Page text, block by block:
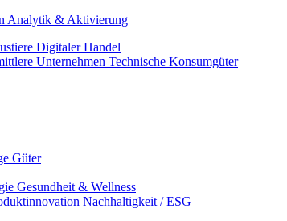
Analytik & Aktivierung
Digitaler Handel
Unternehmen Technische Konsumgüter
Güter
Gesundheit & Wellness
Nachhaltigkeit / ESG